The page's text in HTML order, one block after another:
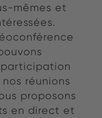
mêmes et
réunions
proposons
en direct et